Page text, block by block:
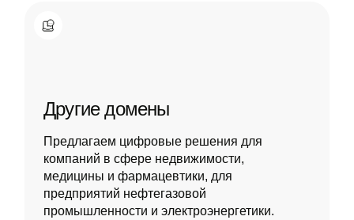
Другие домены
Предлагаем цифровые решения для
компаний в сфере недвижимости,
медицины и фармацевтики, для
предприятий нефтегазовой
промышленности и электроэнергетики.